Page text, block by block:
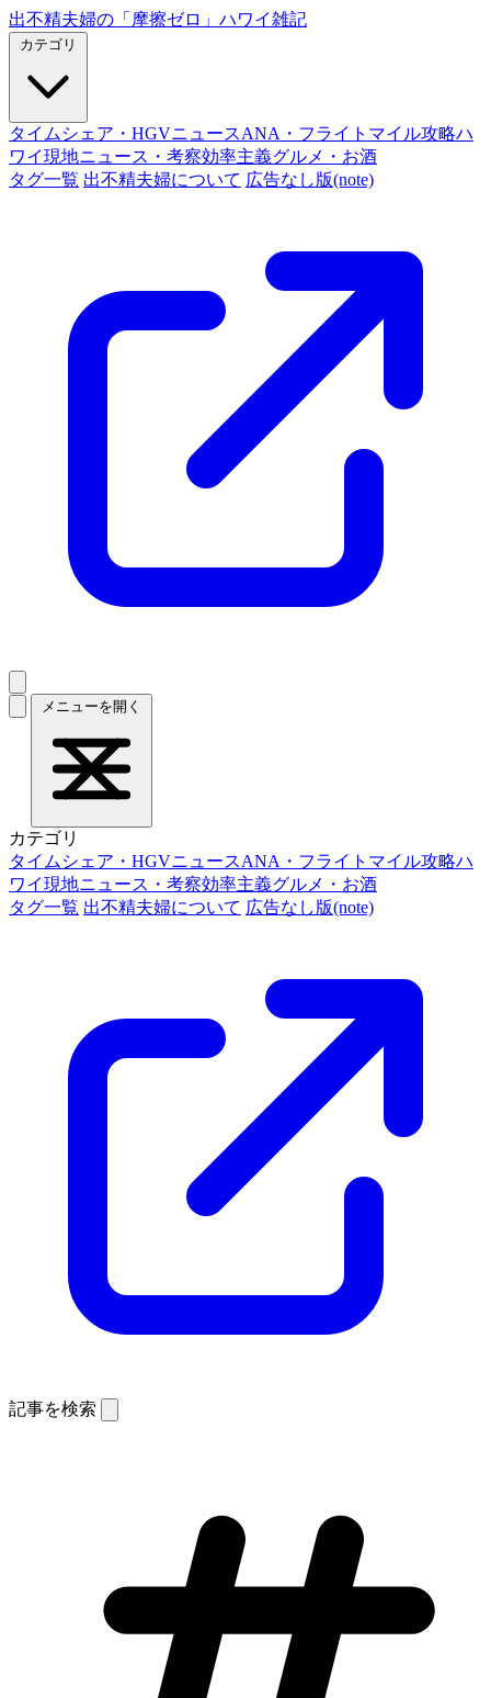
出不精夫婦の 「摩擦ゼロ」 ハワイ雑記
タイムシェア・HGVニュースANA・フライトマイル攻略ハ
ワイ現地ニュース・考察効率主義グルメ・お酒
タグ一覧 出不精夫婦について 広告なし版(note)
メニューを開く
カテゴリ
タイムシェア・HGVニュースANA・フライトマイル攻略ハ
ワイ現地ニュース・考察効率主義グルメ・お酒
タグ一覧 出不精夫婦について 広告なし版(note)
記事を検索